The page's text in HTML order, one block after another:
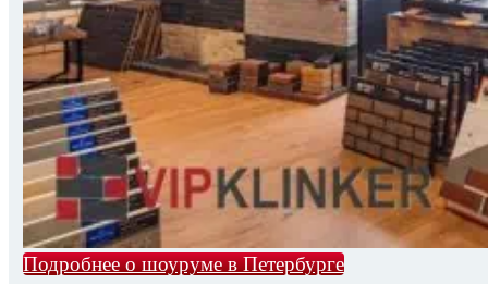
Подробнее о шоуруме в Петербурге